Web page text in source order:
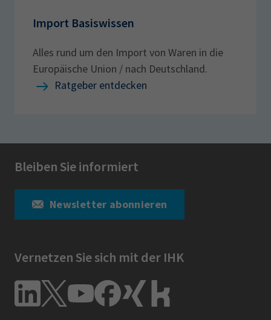
Import Basiswissen
Alles rund um den Import von Waren in die
Europäische Union / nach Deutschland.
Ratgeber entdecken
Bleiben Sie informiert
Newsletter abonnieren
Vernetzen Sie sich mit der IHK